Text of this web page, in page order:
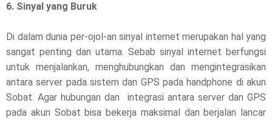
6. Sinyal yang Buruk
Di dalam dunia per-ojol-an sinyal internet merupakan hal yang
sangat penting dan utama. Sebab sinyal internet berfungsi
untuk menjalankan, menghubungkan dan mengintegrasikan
antara server pada sistem dan GPS pada handphone di akun
Sobat. Agar hubungan dan integrasi antara server dan GPS
pada akun Sobat bisa bekerja maksimal dan berjalan lancar